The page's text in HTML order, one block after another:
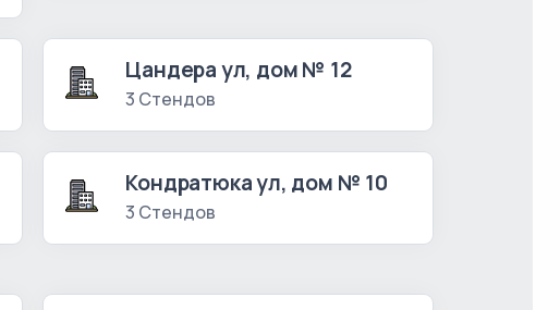
Цандера ул, дом № 12
3 Стендов
Кондратюка ул, дом № 10
3 Стендов